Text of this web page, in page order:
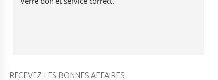
RECEVEZ LES BONNES AFFAIRES